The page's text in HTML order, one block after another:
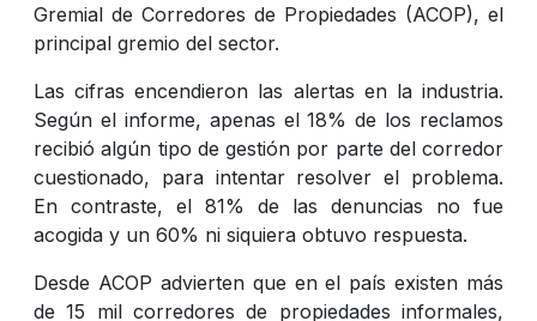
Gremial de Corredores de Propiedades (ACOP), el
principal gremio del sector.
Las cifras encendieron las alertas en la industria.
Según el informe, apenas el 18% de los reclamos
recibió algún tipo de gestión por parte del corredor
cuestionado, para intentar resolver el problema.
En contraste, el 81% de las denuncias no fue
acogida y un 60% ni siquiera obtuvo respuesta.
Desde ACOP advierten que en el país existen más
de 15 mil corredores de propiedades informales,